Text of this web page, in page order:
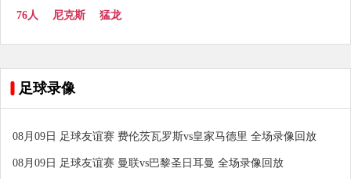
76人 尼克斯 猛龙
足球录像
08月09日 足球友谊赛 费伦茨瓦罗斯vs皇家马德里 全场录像回放
08月09日 足球友谊赛 曼联vs巴黎圣日耳曼 全场录像回放